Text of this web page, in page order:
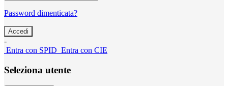
Password dimenticata?
-
Entra con SPID Entra con CIE
Seleziona utente